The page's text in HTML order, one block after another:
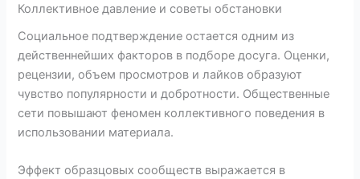
Коллективное давление и советы обстановки
Социальное подтверждение остается одним из
действеннейших факторов в подборе досуга. Оценки,
рецензии, объем просмотров и лайков образуют
чувство популярности и добротности. Общественные
сети повышают феномен коллективного поведения в
использовании материала.
Эффект образцовых сообществ выражается в